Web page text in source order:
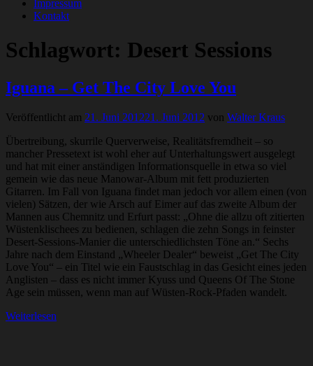
Impressum
Kontakt
Schlagwort: Desert Sessions
Iguana – Get The City Love You
Veröffentlicht am 21. Juni 201221. Juni 2012 von Walter Kraus
Übertreibung, skurrile Querverweise, Realitätsfremdheit – so
mancher Pressetext ist wohl eher auf Unterhaltungswert ausgelegt
und hat mit einer anständigen Informationsquelle in etwa so viel
gemein wie das neue Manowar-Album mit fett produzierten
Gitarren. Im Fall von Iguana findet man jedoch vor allem einen (von
vielen) Sätzen, der wie Arsch auf Eimer auf das zweite Album der
Mannen aus Chemnitz und Erfurt passt: „Ohne die allzu oft zitierten
Wüstenklischees zu bedienen, schlagen die zehn Songs in feinster
Desert-Sessions-Manier die unterschiedlichsten Töne an.“ Sechs
Jahre nach dem Einstand „Wheeler Dealer“ beweist „Get The City
Love You“ – ein Titel wie ein Faustschlag in das Gesicht eines jeden
Anglisten – dass es nicht immer Kyuss und Queens Of The Stone
Age sein müssen, wenn man auf Wüsten-Rock-Pfaden wandelt.
Weiterlesen